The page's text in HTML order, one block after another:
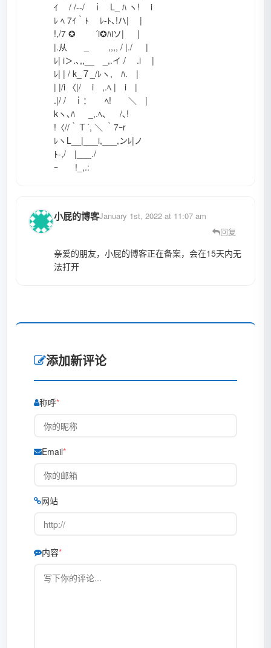
ｲ / /-‐/ ｉ L_ ﾊ ヽ! i
ﾚ ﾍ 7ｲ｀ﾄ ﾚ-ﾄ､!ハ| |
!,/7 ✪ ´i✪ﾊiソ| |
|.从 _ ,,,, / |./ |
ﾚ| i＞.､,,__ _,.イ / .i |
ﾚ| | / k_７_/ﾚヽ, ﾊ. |
| |/i 〈|/ i ,.ﾍ | i |
.|/ / ｉ： ﾍ! ＼ |
kヽ､ﾊ _,.ﾍ､ /､!
!〈//｀Ｔ´, ＼ ｀7ｰr
ﾚヽL__|___i,___,ンﾚ|ノ
ﾄ-,/ |___./
ｰ !_,.:
小屁的博客January 1st, 2022 at 11:07 am
回复
亲爱的朋友，小屁的博客正在备案，会在15天内无
法打开
添加新评论
称呼
Email
网站
内容